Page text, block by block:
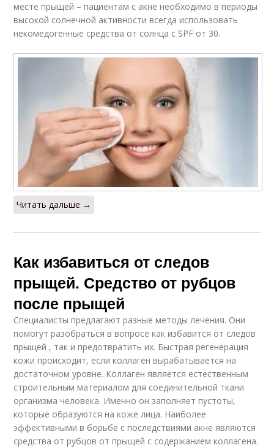
месте прыщей – пациентам с акне необходимо в периоды
высокой солнечной активности всегда использовать
некомедогенные средства от солнца с SPF от 30.
Читать дальше →
Как избавиться от следов
прыщей. Средство от рубцов
после прыщей
Специалисты предлагают разные методы лечения. Они
помогут разобраться в вопросе как избавится от следов
прыщей , так и предотвратить их. Быстрая регенерация
кожи происходит, если коллаген вырабатывается на
достаточном уровне. Коллаген является естественным
строительным материалом для соединительной ткани
организма человека. Именно он заполняет пустоты,
которые образуются на коже лица. Наиболее
эффективными в борьбе с последствиями акне являются
средства от рубцов от прыщей с содержанием коллагена.